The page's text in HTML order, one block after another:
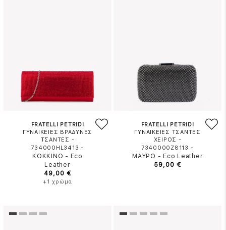
FRATELLI PETRIDI
ΓΥΝΑΙΚΕΙΕΣ ΒΡΑΔΥΝΕΣ
ΤΣΑΝΤΕΣ -
734000HL3413 -
ΚΟΚΚΙΝΟ - Eco
Leather
49,00 €
+1 χρώμα
FRATELLI PETRIDI
ΓΥΝΑΙΚΕΙΕΣ ΤΣΑΝΤΕΣ
ΧΕΙΡΟΣ -
7340000Z8113 -
ΜΑΥΡΟ - Eco Leather
59,00 €